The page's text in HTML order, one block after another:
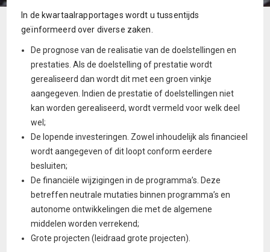
In de kwartaalrapportages wordt u tussentijds
geïnformeerd over diverse zaken.
De prognose van de realisatie van de doelstellingen en
prestaties. Als de doelstelling of prestatie wordt
gerealiseerd dan wordt dit met een groen vinkje
aangegeven. Indien de prestatie of doelstellingen niet
kan worden gerealiseerd, wordt vermeld voor welk deel
wel;
De lopende investeringen. Zowel inhoudelijk als financieel
wordt aangegeven of dit loopt conform eerdere
besluiten;
De financiële wijzigingen in de programma’s. Deze
betreffen neutrale mutaties binnen programma’s en
autonome ontwikkelingen die met de algemene
middelen worden verrekend;
Grote projecten (leidraad grote projecten).